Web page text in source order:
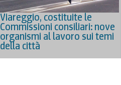
Viareggio, costituite le
Commissioni consiliari: nove
organismi al lavoro sui temi
della città